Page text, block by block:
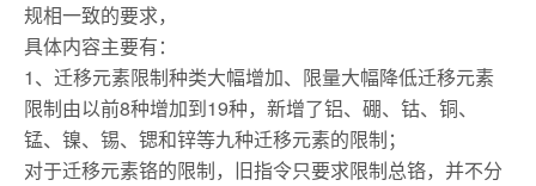
规相一致的要求，
具体内容主要有：
1、迁移元素限制种类大幅增加、限量大幅降低迁移元素
限制由以前8种增加到19种，新增了铝、硼、钴、铜、
锰、镍、锡、锶和锌等九种迁移元素的限制；
对于迁移元素铬的限制，旧指令只要求限制总铬，并不分